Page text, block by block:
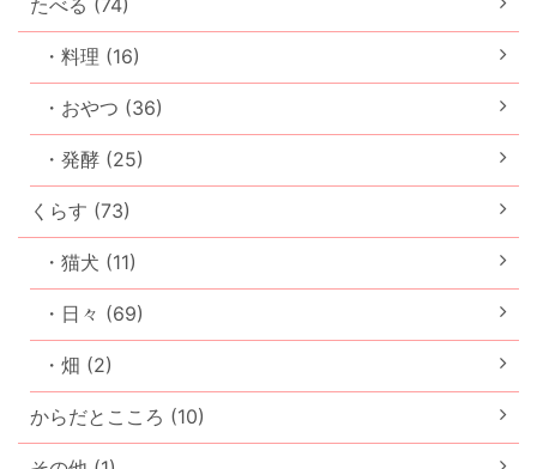
たべる (74)
・料理 (16)
・おやつ (36)
・発酵 (25)
くらす (73)
・猫犬 (11)
・日々 (69)
・畑 (2)
からだとこころ (10)